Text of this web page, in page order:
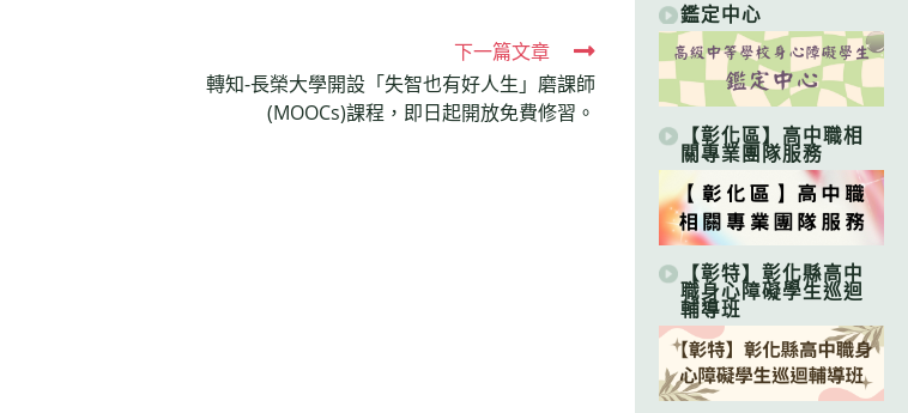
下一篇文章
轉知-長榮大學開設「失智也有好人生」磨課師
(MOOCs)課程，即日起開放免費修習。
鑑定中心
【彰化區】高中職相
關專業團隊服務
【彰特】彰化縣高中
職身心障礙學生巡迴
輔導班